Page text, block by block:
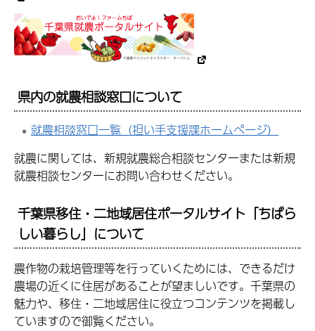
県内の就農相談窓口について
就農相談窓口一覧（担い手支援課ホームページ）
就農に関しては、新規就農総合相談センターまたは新規
就農相談センターにお問い合わせください。
千葉県移住・二地域居住ポータルサイト「ちばら
しい暮らし」について
農作物の栽培管理等を行っていくためには、できるだけ
農場の近くに住居があることが望ましいです。千葉県の
魅力や、移住・二地域居住に役立つコンテンツを掲載し
ていますので御覧ください。